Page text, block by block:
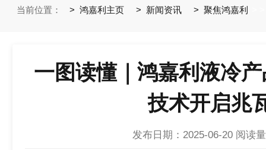
当前位置： 鸿嘉利主页 新闻资讯 聚焦鸿嘉利
一图读懂｜鸿嘉利液冷
技术开启兆
发布日期：2025-06-20 阅读